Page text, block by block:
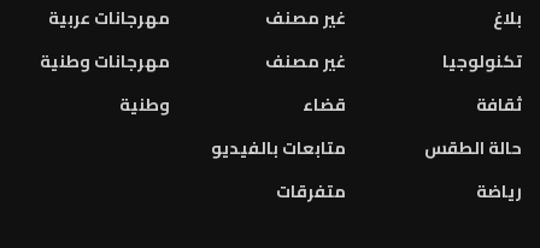
بلاغ
تكنولوجيا
ثقافة
حالة الطقس
رياضة
غير مصنف
غير مصنف
قضاء
متابعات بالفيديو
متفرقات
مهرجانات عربية
مهرجانات وطنية
وطنية